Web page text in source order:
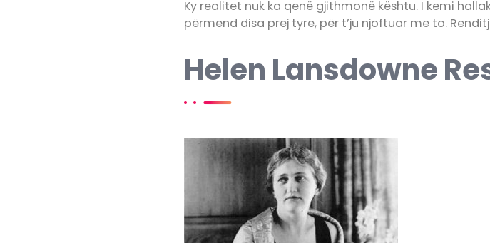
Ky realitet nuk ka qenë gjithmonë kështu. I kemi
përmend disa prej tyre, për t’ju njoftuar me to.
Helen Lansdowne